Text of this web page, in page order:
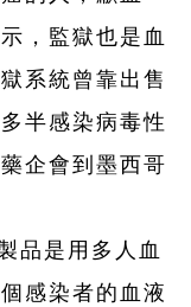
，監獄也是血
系統曾靠出售
半感染病毒性
企會到墨西哥
品是用多人血
感染者的血液